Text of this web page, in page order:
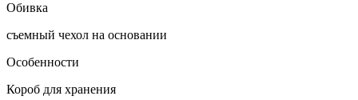
Обивка
съемный чехол на основании
Особенности
Короб для хранения